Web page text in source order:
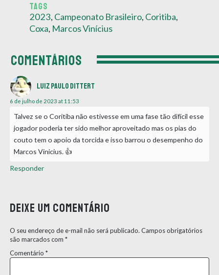
TAGS
2023, Campeonato Brasileiro, Coritiba,
Coxa, Marcos Vinícius
COMENTÁRIOS
Luiz Paulo dittert
6 de julho de 2023 at 11:53
Talvez se o Coritiba não estivesse em uma fase tão difícil esse
jogador poderia ter sido melhor aproveitado mas os pias do
couto tem o apoio da torcida e isso barrou o desempenho do
Marcos Vinicius. 👍
Responder
Deixe um comentário
O seu endereço de e-mail não será publicado. Campos obrigatórios
são marcados com *
Comentário *